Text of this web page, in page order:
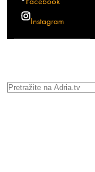
Instagram
Search